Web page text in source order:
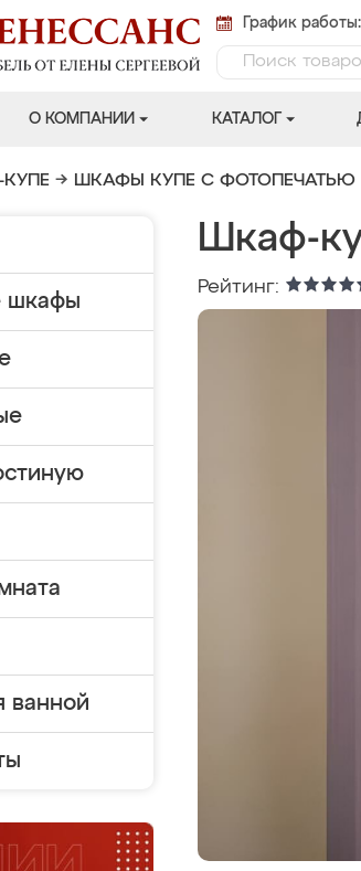
График
О КОМПАНИИ КАТАЛОГ
→ ШКАФЫ КУПЕ С ФОТОПЕЧАТЬЮ
шкафы
ванной
Шкаф-
Рейтинг: